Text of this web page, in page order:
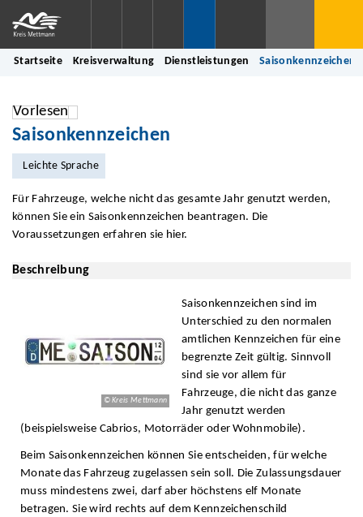
Startseite Kreisverwaltung Dienstleistungen Saisonkennzeichen
Vorlesen
Saisonkennzeichen
Leichte Sprache
Für Fahrzeuge, welche nicht das gesamte Jahr genutzt werden,
können Sie ein Saisonkennzeichen beantragen. Die
Voraussetzungen erfahren sie hier.
Beschreibung
© Kreis Mettmann
Saisonkennzeichen sind im
Unterschied zu den normalen
amtlichen Kennzeichen für eine
begrenzte Zeit gültig. Sinnvoll
sind sie vor allem für
Fahrzeuge, die nicht das ganze
Jahr genutzt werden
(beispielsweise Cabrios, Motorräder oder Wohnmobile).
Beim Saisonkennzeichen können Sie entscheiden, für welche
Monate das Fahrzeug zugelassen sein soll. Die Zulassungsdauer
muss mindestens zwei, darf aber höchstens elf Monate
betragen. Sie wird rechts auf dem Kennzeichenschild